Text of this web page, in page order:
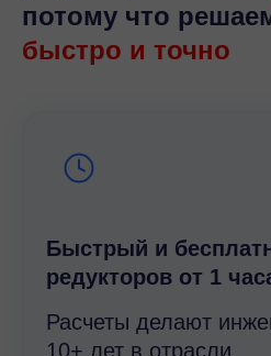
потому что
быстро и точно
Быстрый и
редукторов от 1
Расчеты делают
10+ лет в отрасли.